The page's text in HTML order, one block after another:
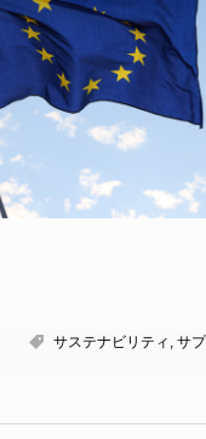
サステナビリティ , サ